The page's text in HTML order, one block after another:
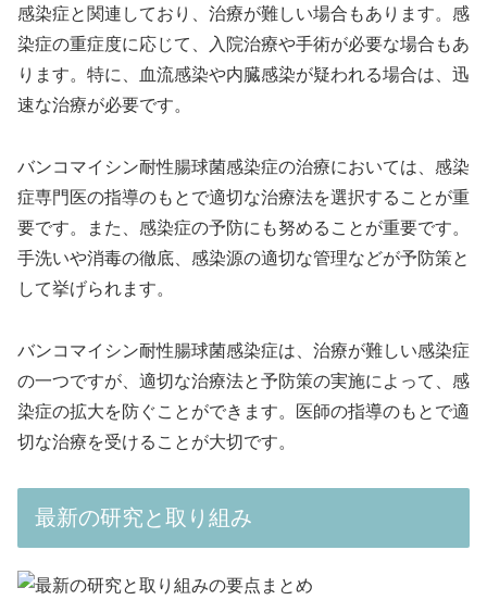
感染症と関連しており、治療が難しい場合もあります。感
染症の重症度に応じて、入院治療や手術が必要な場合もあ
ります。特に、血流感染や内臓感染が疑われる場合は、迅
速な治療が必要です。
バンコマイシン耐性腸球菌感染症の治療においては、感染
症専門医の指導のもとで適切な治療法を選択することが重
要です。また、感染症の予防にも努めることが重要です。
手洗いや消毒の徹底、感染源の適切な管理などが予防策と
して挙げられます。
バンコマイシン耐性腸球菌感染症は、治療が難しい感染症
の一つですが、適切な治療法と予防策の実施によって、感
染症の拡大を防ぐことができます。医師の指導のもとで適
切な治療を受けることが大切です。
最新の研究と取り組み